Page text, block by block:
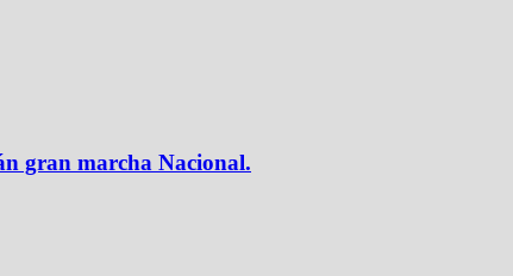
gran marcha Nacional.